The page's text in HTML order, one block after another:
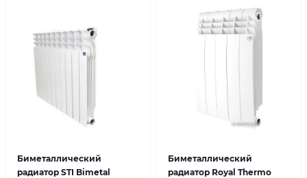
Биметаллический
радиатор STI Bimetal
Биметаллический
радиатор Royal Thermo